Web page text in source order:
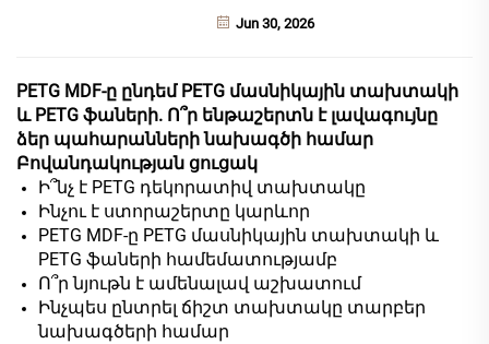
Jun 30, 2026
PETG MDF-ը ընդեմ PETG մասնիկային տախտակի
և PETG ֆաների. Ո՞ր ենթաշերտն է լավագույնը
ձեր պահարանների նախագծի համար
Բովանդակության ցուցակ
Ի՞նչ է PETG դեկորատիվ տախտակը
Ինչու է ստորաշերտը կարևոր
PETG MDF-ը PETG մասնիկային տախտակի և
PETG ֆաների համեմատությամբ
Ո՞ր նյութն է ամենալավ աշխատում
Ինչպես ընտրել ճիշտ տախտակը տարբեր
նախագծերի համար